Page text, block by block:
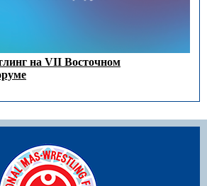
на VII Восточном